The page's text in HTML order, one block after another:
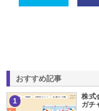
おすすめ記事
1
株式
ガチ